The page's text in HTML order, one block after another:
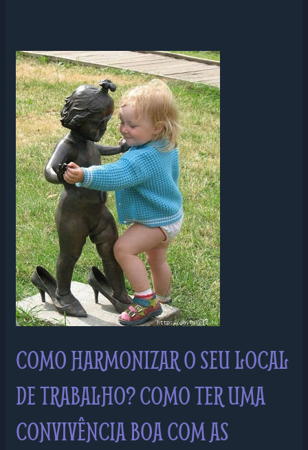
COMO HARMONIZAR O SEU LOCAL
DE TRABALHO? COMO TER UMA
CONVIVÊNCIA BOA COM AS
COMO
HARMONIZAR
O
SEU
LOCAL
DE
TRABALHO?
COMO
TER
UMA
CONVIVÊNCIA
BOA
COM
AS
PESSOAS?